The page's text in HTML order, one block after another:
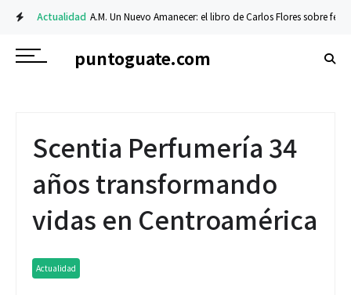
Actualidad A.M. Un Nuevo Amanecer: el libro de Carlos Flores sobre fe y
puntoguate.com
Scentia Perfumería 34
años transformando
vidas en Centroamérica
Actualidad